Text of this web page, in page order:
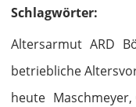
Schlagwörter:
Altersarmut ARD
betriebliche
heute Maschmeyer,